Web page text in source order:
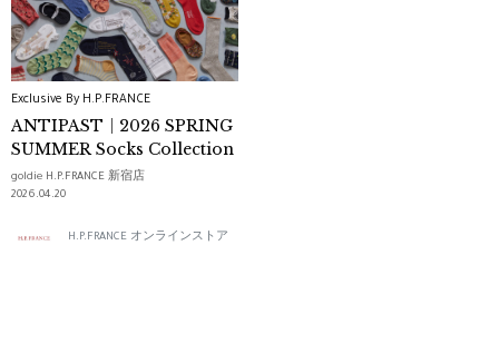
Exclusive By H.P.FRANCE
ANTIPAST｜2026 SPRING
SUMMER Socks Collection
goldie H.P.FRANCE 新宿店
2026.04.20
H.P.FRANCE オンラインストア